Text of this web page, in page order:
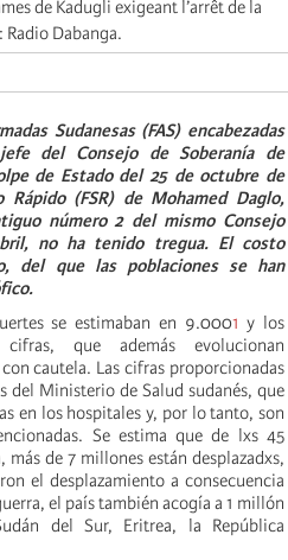
de Kadugli exigeant l’arrêt de la
Dabanga.
Sudanesas (FAS) encabezadas
del Consejo de Soberanía de
de Estado del 25 de octubre de
(FSR) de Mohamed Daglo,
número 2 del mismo Consejo
no ha tenido tregua. El costo
del que las poblaciones se han
se estimaban en 9.0001 y los
que además evolucionan
cautela. Las cifras proporcionadas
del Ministerio de Salud sudanés, que
en los hospitales y, por lo tanto, son
Se estima que de lxs 45
de 7 millones están desplazadxs,
el desplazamiento a consecuencia
el país también acogía a 1 millón
del Sur, Eritrea, la República